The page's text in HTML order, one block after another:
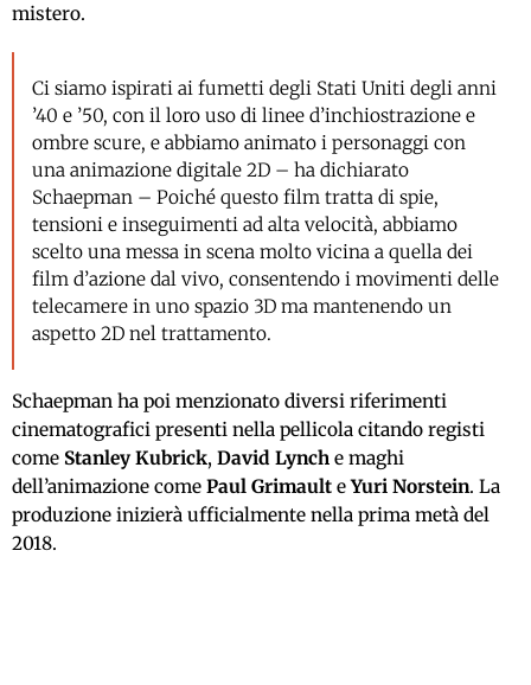
mistero.
Ci siamo ispirati ai fumetti degli Stati Uniti degli anni
’40 e ’50, con il loro uso di linee d’inchiostrazione e
ombre scure, e abbiamo animato i personaggi con
una animazione digitale 2D – ha dichiarato
Schaepman – Poiché questo film tratta di spie,
tensioni e inseguimenti ad alta velocità, abbiamo
scelto una messa in scena molto vicina a quella dei
film d’azione dal vivo, consentendo i movimenti delle
telecamere in uno spazio 3D ma mantenendo un
aspetto 2D nel trattamento.
Schaepman ha poi menzionato diversi riferimenti
cinematografici presenti nella pellicola citando registi
come Stanley Kubrick, David Lynch e maghi
dell’animazione come Paul Grimault eYuri Norstein. La
produzione inizierà ufficialmente nella prima metà del
2018.